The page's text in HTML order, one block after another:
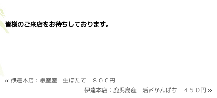
皆様のご来店をお待ちしております。
« 伊達本店：根室産 生ほたて ８００円
伊達本店：鹿児島産 活〆かんぱち ４５０円 »